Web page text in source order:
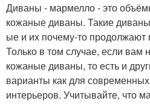
Диваны - мармелло - это
кожаные диваны. Такие
ые и их почему-то продолжают
Только в том случае, если вам
кожаные диваны, то есть и
варианты как для
интерьеров. Учитывайте, что